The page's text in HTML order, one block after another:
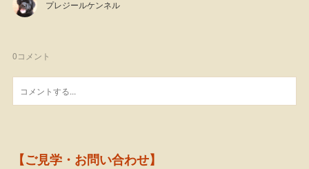
プレジールケンネル
0コメント
【ご見学・お問い合わせ】